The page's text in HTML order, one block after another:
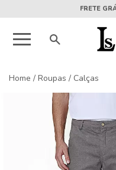
5X SEM
Home / Roupas / Calças